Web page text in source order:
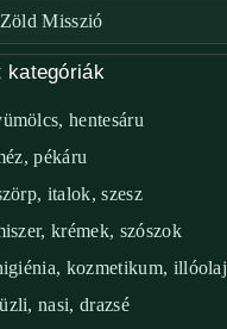
Misszió
– Zöld Sarok
Föld
Mag-ház
kategóriák
hentesáru
pékáru
italok, szesz
krémek, szószok
kozmetikum, illóolaj
nasi, drazsé